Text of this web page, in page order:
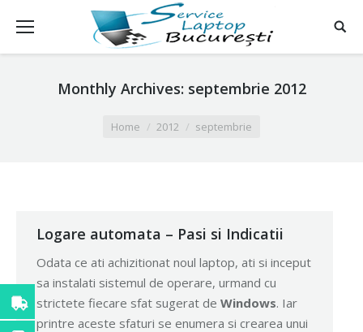
Monthly Archives: septembrie 2012
Home 2012 septembrie
Logare automata – Pasi si Indicatii
Odata ce ati achizitionat noul laptop, ati si inceput
sa instalati sistemul de operare, urmand cu
strictete fiecare sfat sugerat de Windows. Iar
printre aceste sfaturi se enumera si crearea unui